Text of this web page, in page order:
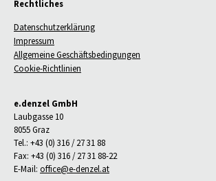
Rechtliches
Datenschutzerklärung
Impressum
Allgemeine Geschäftsbedingungen
Cookie-Richtlinien
e.denzel GmbH
Laubgasse 10
8055 Graz
Tel.: +43 (0) 316 / 27 31 88
Fax: +43 (0) 316 / 27 31 88-22
E-Mail: office@e-denzel.at